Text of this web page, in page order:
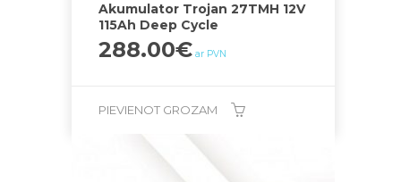
Akumulator Trojan 27TMH 12V
115Ah Deep Cycle
288.00€ ar PVN
PIEVIENOT GROZAM